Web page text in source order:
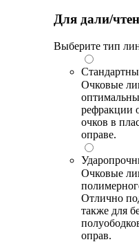
Для дали/
Выберите тип
Очковые
рефракции
очков в
оправе.
Очковые
Отлично
также для
оправ.